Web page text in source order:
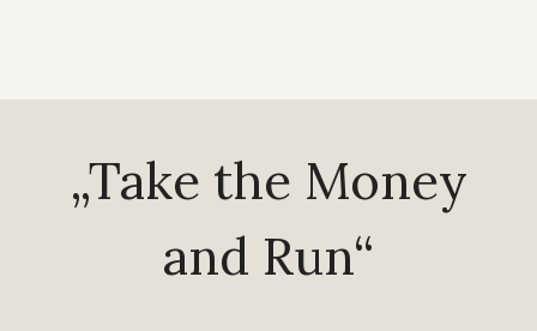
„Take the Money
and Run“